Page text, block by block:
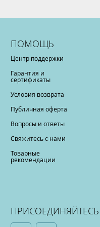
ПОМОЩЬ
Центр поддержки
Гарантия и
сертификаты
Условия возврата
Публичная оферта
Вопросы и ответы
Свяжитесь с нами
Товарные
рекомендации
ПРИСОЕДИНЯЙТЕСЬ